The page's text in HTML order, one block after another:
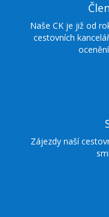
Naše CK je již od
cestovních
Zájezdy naší